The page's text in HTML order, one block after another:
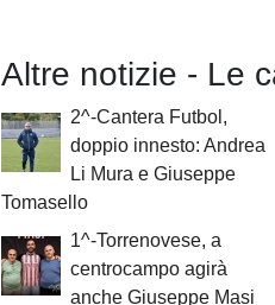
Altre notizie - Le
2^-Cantera Futbol,
doppio innesto: Andrea
Li Mura e Giuseppe
Tomasello
1^-Torrenovese, a
centrocampo agirà
anche Giuseppe Masi